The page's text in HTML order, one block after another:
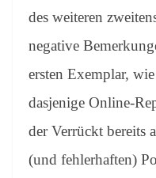
des weiteren
negative
ersten Exemplar,
dasjenige Online-
der Verrückt bereits
(und fehlerhaften)